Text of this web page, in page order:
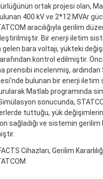
ortak projesi olan,
400 kV ve 2*12 MVAr
aracılığıyla gerilim
Bir enerji iletim
gelen bara voltajı, yükteki
kontrol edilmiştir.
prensibi incelenmiş, ardından
bulunan bir enerji
Matlab programında
sonucunda,
tuttuğu, yük
ve sistemin gerilim
Cihazları, Gerilim